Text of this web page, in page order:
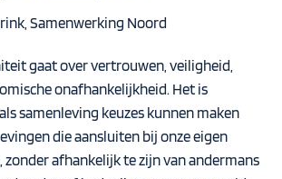
Samenwerking Noord
gaat over vertrouwen, veiligheid,
onafhankelijkheid. Het is
samenleving keuzes kunnen maken
die aansluiten bij onze eigen
zonder afhankelijk te zijn van andermans